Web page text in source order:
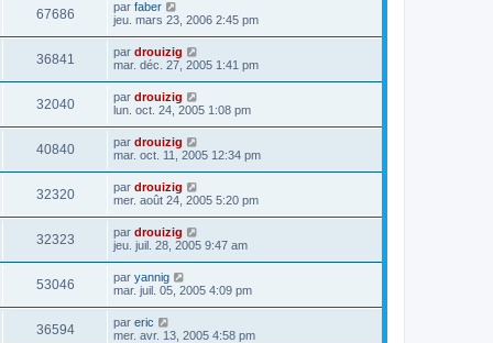
67686 par faber
jeu. mars 23, 2006 2:45 pm
36841 par drouizig
mar. déc. 27, 2005 1:41 pm
32040 par drouizig
lun. oct. 24, 2005 1:08 pm
40840 par drouizig
mar. oct. 11, 2005 12:34 pm
32320 par drouizig
mer. août 24, 2005 5:20 pm
32323 par drouizig
jeu. juil. 28, 2005 9:47 am
53046 par yannig
mar. juil. 05, 2005 4:09 pm
36594 par eric
mer. avr. 13, 2005 4:58 pm